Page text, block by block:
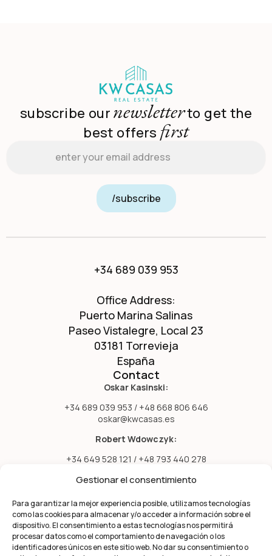
Gestionar el consentimiento
Para garantizar la mejor experiencia posible, utilizamos tecnologías
como las cookies para almacenar y/o acceder a información sobre el
dispositivo. El consentimiento a estas tecnologías nos permitirá
procesar datos como el comportamiento de navegación o los
identificadores únicos en este sitio web. No dar su consentimiento o
subscribe our newsletterto get the
best offers first
/subscribe
+34 689 039 953
Office Address:
Puerto Marina Salinas
Paseo Vistalegre, Local 23
03181 Torrevieja
España
Contact
Oskar Kasinski:
+34 689 039 953 / +48 668 806 646
oskar@kwcasas.es
Robert Wdowczyk:
+34 649 528 121 / +48 793 440 278
Menu
Home
Properties
Information
About Us
Contact